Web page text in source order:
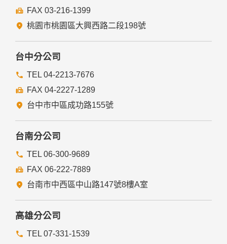
經由您書面同意。
法律明文規定。
與公務機關或學術研究機構合作，基於公共利益為統計或學術
研究而有必要，且資料經過提供者處理或蒐集者依其揭露方式
無從識別特定之當事人。
當您在網站的行為，違反服務條款或可能損害或妨礙網站與其
揭露您的個人資料是為了辨識、聯絡或採取法律行動所必要
者。
本網站委託廠商協助蒐集、處理或利用您的個人資料時，將對
委外廠商或個人善盡監督管理之責。
六、Cookie之使用
為了提供您最佳的服務，本網站會在您的電腦中放置並取用我
們的Cookie，若您不願接受Cookie的寫入，您可在您使用的
瀏覽器功能項中設定隱私權等級為高，即可拒絕Cookie的寫
七、隱私權保護政策之修正
款將刊登於網站上。
FAX 03-216-1399
桃園市桃園區大興西路二段198號
台中分公司
TEL 04-2213-7676
FAX 04-2227-1289
台中市中區成功路155號
台南分公司
TEL 06-300-9689
FAX 06-222-7889
台南市中西區中山路147號8樓A室
高雄分公司
TEL 07-331-1539